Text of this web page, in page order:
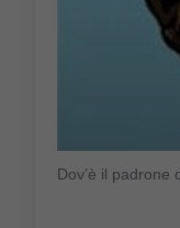
Dov’è il padrone